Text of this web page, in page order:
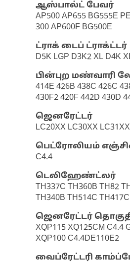
ஆஸ்பால்ட் பேவர்
AP500 AP655 BG555E
300 AP600F BG500E
ட்ராக் டைப் ட்ராக்ட்டர்
D5K LGP D3K2 XL D4K
பின்புற மண்வாரி
414E 426B 438C 426C
430F2 420F 442D 430D
ஜெனரேட்டர்
LC20XX LC30XX LC31XX
பெட்ரோலியம்
C4.4
டெலிஹேண்ட்லர்
TH337C TH360B TH82
TH340B TH514C
ஜெனரேட்டர்
XQP115 XQ125CM C4.4
XQP100 C4.4DE110E2
வைப்ரேட்டரி